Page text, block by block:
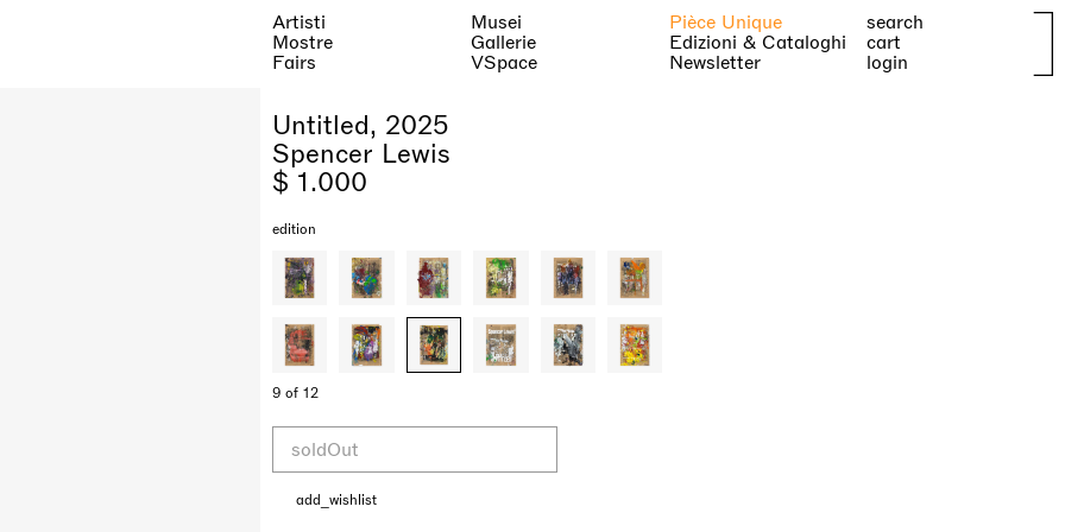
Artisti
Mostre
Fairs
Musei
Gallerie
VSpace
Pièce Unique
Edizioni & Cataloghi
Newsletter
search
cart
login
Untitled, 2025
Spencer Lewis
$ 1.000
edition
9 of 12
soldOut
add_wishlist